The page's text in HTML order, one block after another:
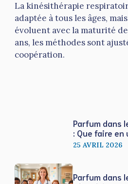
La kinésithérapie
adaptée à tous les âges,
évoluent avec la maturité de
ans, les méthodes sont
coopération.
Parfum dans
: Que faire en
25 AVRIL 2026
Parfum dans